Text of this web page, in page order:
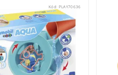
Kód: PLAY70636